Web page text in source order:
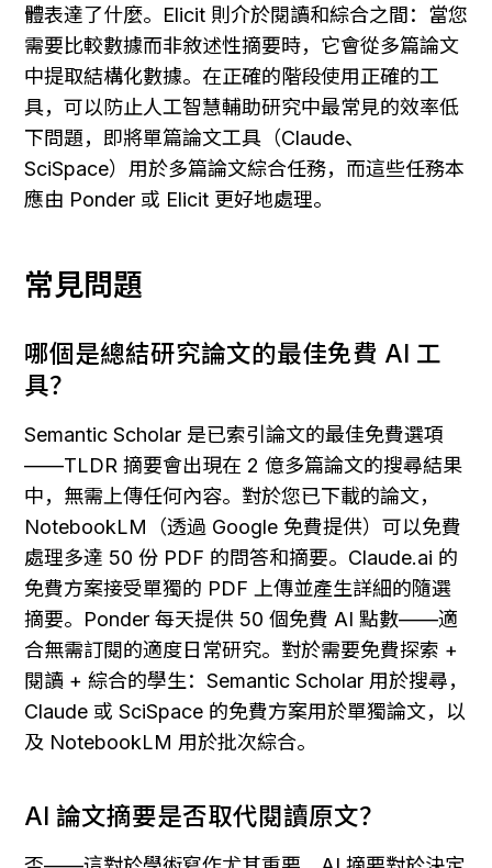
體表達了什麼。Elicit 則介於閱讀和綜合之間：當您
需要比較數據而非敘述性摘要時，它會從多篇論文
中提取結構化數據。在正確的階段使用正確的工
具，可以防止人工智慧輔助研究中最常見的效率低
下問題，即將單篇論文工具（Claude、
SciSpace）用於多篇論文綜合任務，而這些任務本
應由 Ponder 或 Elicit 更好地處理。
常見問題
哪個是總結研究論文的最佳免費 AI 工
具？
Semantic Scholar 是已索引論文的最佳免費選項
——TLDR 摘要會出現在 2 億多篇論文的搜尋結果
中，無需上傳任何內容。對於您已下載的論文，
NotebookLM（透過 Google 免費提供）可以免費
處理多達 50 份 PDF 的問答和摘要。Claude.ai 的
免費方案接受單獨的 PDF 上傳並產生詳細的隨選
摘要。Ponder 每天提供 50 個免費 AI 點數——適
合無需訂閱的適度日常研究。對於需要免費探索 +
閱讀 + 綜合的學生：Semantic Scholar 用於搜尋，
Claude 或 SciSpace 的免費方案用於單獨論文，以
及 NotebookLM 用於批次綜合。
AI 論文摘要是否取代閱讀原文？